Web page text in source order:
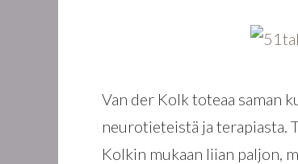
Van der Kolk toteaa saman
neurotieteistä ja terapiasta.
Kolkin mukaan liian paljon,